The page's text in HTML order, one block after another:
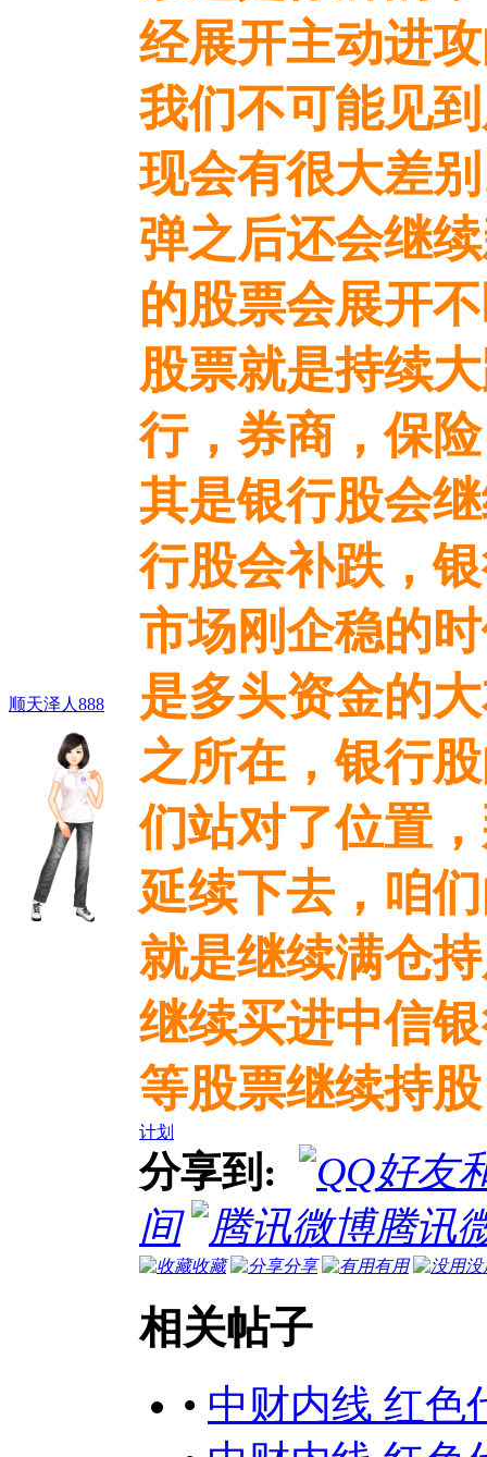
顺天泽人888
经展开主动进
我们不可能见
现会有很大差
弹之后还会继
的股票会展开
股票就是持续
行，券商，保
其是银行股会
行股会补跌，
市场刚企稳的
是多头资金的
之所在，银行
们站对了位置
延续下去，咱
就是继续满仓
继续买进中信
等股票继续持
计划
分享到:
间
腾讯
收藏 分享 有用 没
相关帖子
• 中财内线 红色